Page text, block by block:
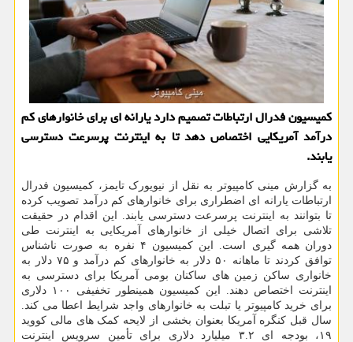
کمیسیون فدرال ارتباطات تصمیم دارد یارانه ای برای خانوارهای کم
درآمد آمریکایی اختصاص دهد تا به اینترنت پرسرعت دسترسی
یابند.
به گزارش مینی کامپیوتر به نقل از نیویورک تایمز، کمیسیون فدرال
ارتباطات یارانه ای اضطراری برای خانوارهای کم درآمد تصویب کرده
تا بتوانند به اینترنت پرسرعت دسترسی یابند. این اقدام در حقیقت
تلاشی برای اتصال خیلی از خانوارهای آمریکایی به اینترنت طی
دوران همه گیری است. این کمیسیون ۴ نفره به صورت ناشناس
توافق کردند تا ماهانه ۵۰ دلار به خانوارهای کم درآمد و ۷۵ دلار به
خانواری ساکن زمین های ساکنان بومی آمریکا برای دسترسی به
اینترنت اختصاص دهند. این کمیسیون همینطور تخفیفی ۱۰۰ دلاری
برای خرید کامپیوتر یا تبلت به خانوارهای واجد شرایط اعطا می کند.
سال قبل کنگره آمریکا بعنوان بخشی از لایحه کمک های مالی کووید
۱۹، بودجه ای ۳.۲ میلیارد دلاری برای تأمین سرویس اینترنت